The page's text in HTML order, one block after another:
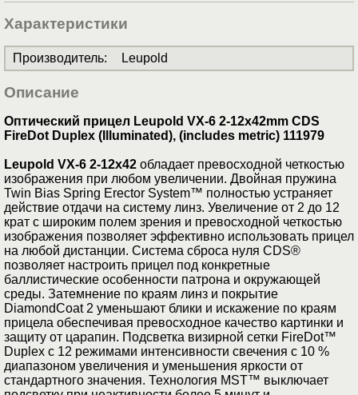
Характеристики
Производитель: Leupold
Описание
Оптический прицел Leupold VX-6 2-12x42mm CDS
FireDot Duplex (Illuminated), (includes metric) 111979
Leupold VX-6 2-12x42 обладает превосходной четкостью
изображения при любом увеличении. Двойная пружина
Twin Bias Spring Erector System™ полностью устраняет
действие отдачи на систему линз. Увеличение от 2 до 12
крат с широким полем зрения и превосходной четкостью
изображения позволяет эффективно использовать прицел
на любой дистанции. Система сброса нуля CDS®
позволяет настроить прицел под конкретные
баллистические особенности патрона и окружающей
среды. Затемнение по краям линз и покрытие
DiamondCoat 2 уменьшают блики и искажение по краям
прицела обеспечивая превосходное качество картинки и
защиту от царапин. Подсветка визирной сетки FireDot™
Duplex с 12 режимами интенсивности свечения с 10 %
диапазоном увеличения и уменьшения яркости от
стандартного значения. Технология MST™ выключает